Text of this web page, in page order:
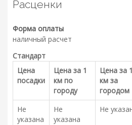
Расценки
Форма оплаты
наличный расчет
Стандарт
Цена
посадки
Цена за 1
км по
городу
Цена за 1
км за
городом
Не
указана
Не
указана
Не